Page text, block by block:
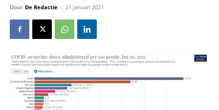
Door De Redactie - 21 januari 2021